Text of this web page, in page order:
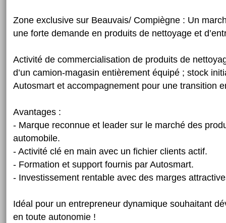
Zone exclusive sur Beauvais/ Compiègne : Un
une forte demande en produits de nettoyage et
Activité de commercialisation de produits de
d’un camion-magasin entièrement équipé ; stock
Autosmart et accompagnement pour une transition
Avantages :
- Marque reconnue et leader sur le marché des
automobile.
- Activité clé en main avec un fichier clients actif.
- Formation et support fournis par Autosmart.
- Investissement rentable avec des marges
Idéal pour un entrepreneur dynamique souhaitant
en toute autonomie !